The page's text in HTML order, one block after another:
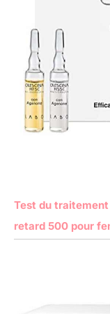
Test du
retard 500 pour